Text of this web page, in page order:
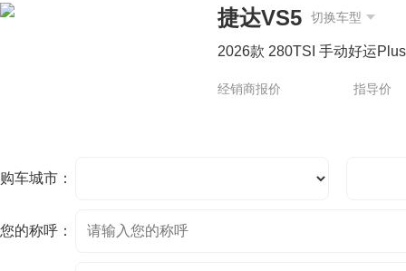
捷达VS5 切换车型
2026款 280TSI 手动好运
经销商报价 指导价
购车城市：
您的称呼：